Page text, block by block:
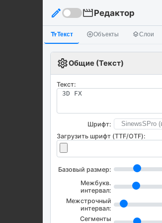
edit movieРедактор
text_fieldsТекст add_circle_outlineОбъекты layersСлои
settingsОбщие (Текст)
Текст:
Шрифт:
Загрузить шрифт (TTF/OTF):
Базовый размер:
Межбукв.
интервал:
Межстрочный
интервал:
Сегменты